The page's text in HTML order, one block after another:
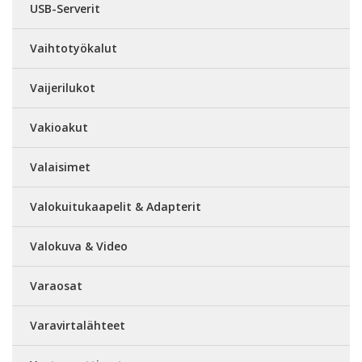
USB-Serverit
Vaihtotyökalut
Vaijerilukot
Vakioakut
Valaisimet
Valokuitukaapelit & Adapterit
Valokuva & Video
Varaosat
Varavirtalähteet